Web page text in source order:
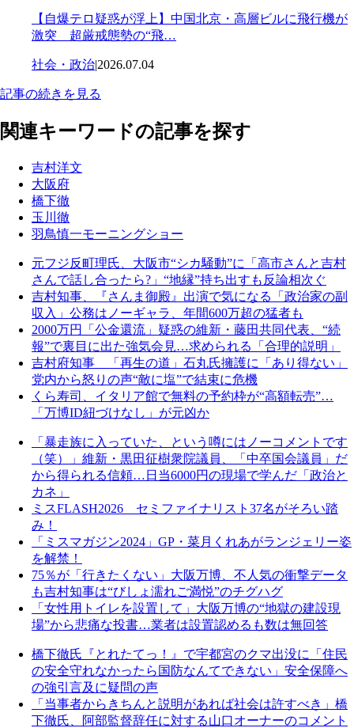
【自爆テロ疑惑が浮上】中国北京・高層ビルに飛行機が
激突 超厳戒態勢の“飛…
社会・政治|2026.07.04
記事の続きを見る
関連キーワードの記事を探す
吉村洋文
大阪府
橋下徹
玉川徹
羽鳥慎一モーニングショー
元フジ反町理氏、大阪市“シカ騒動”に「高市さんと吉村
さんで話し合ったら?」“地縁”持ち出すも反論相次ぐ
吉村知事、『さんま御殿』出演で気になる「政治家の副
収入」公務はノーギャラ、年間600万超の猛者も
2000万円「公金還流」疑惑の維新・藤田共同代表、“続
報”で裏目に出た強気会見…求められる「合理的説明」
吉村府知事 「再生の道」石丸氏擁護に「あり得ない」
党内から怒りの声“敵に塩”で結束に危機
くら寿司、イタリア館で無料の予約枠が“高額転売”…
「万博ID紐づけなし」が元凶か
「暴走族に入っていた、という噂にはノーコメントです
（笑）」維新・黒田征樹衆院議員、「中卒国会議員」だ
から得られる信頼…日当6000円の現場で学んだ「政治と
カネ」
ミスFLASH2026 セミファイナリスト37名がそろい踏
み！
「ミスマガジン2024」GP・菜月くれあがランジェリー姿
を解禁！
75％が「行きたくない」大阪万博、不人気の衝撃データ
も吉村知事は“びしょ濡れご満悦”のチグハグ
「女性用トイレを設置して」大阪万博の“地獄の建設現
場”から悲痛な投書…業者は設置認めるも数は無回答
橋下徹氏『とれたてっ！』で宇都宮のクマ出没に「住民
の安全守れなかったら国防なんてできない」安全保障へ
の強引言及に疑問の声
「当事者からきちんと説明があれば社会は許すべき」橋
下徹氏、阿部監督辞任に対する山口オーナーのコメント